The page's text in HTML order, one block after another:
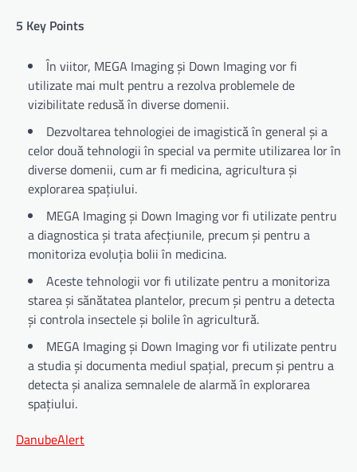
5 Key Points
În viitor, MEGA Imaging și Down Imaging vor fi
utilizate mai mult pentru a rezolva problemele de
vizibilitate redusă în diverse domenii.
Dezvoltarea tehnologiei de imagistică în general și a
celor două tehnologii în special va permite utilizarea lor în
diverse domenii, cum ar fi medicina, agricultura și
explorarea spațiului.
MEGA Imaging și Down Imaging vor fi utilizate pentru
a diagnostica și trata afecțiunile, precum și pentru a
monitoriza evoluția bolii în medicina.
Aceste tehnologii vor fi utilizate pentru a monitoriza
starea și sănătatea plantelor, precum și pentru a detecta
și controla insectele și bolile în agricultură.
MEGA Imaging și Down Imaging vor fi utilizate pentru
a studia și documenta mediul spațial, precum și pentru a
detecta și analiza semnalele de alarmă în explorarea
spațiului.
DanubeAlert